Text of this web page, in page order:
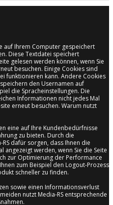
auf Ihrem Computer gespeichert
Diese Textdatei speichert
gelesen werden können, wenn Sie
besuchen. Einige Cookies sind
funktionieren kann. Andere Cookies
den Usernamen auf
die Spracheinstellungen. Die
Informationen nicht jedes Mal
erneut besuchen. Warum nutzt
eine auf Ihre Kundenbedürfnisse
zu bieten. Durch die
dafür sorgen, dass Ihnen die
angezeigt werden, wenn Sie die Seite
zur Optimierung der Performance
zum Beispiel den Logout-Prozess
schneller zu finden.
sowie einen Informationsverlust
nutzt Media-RS entsprechende